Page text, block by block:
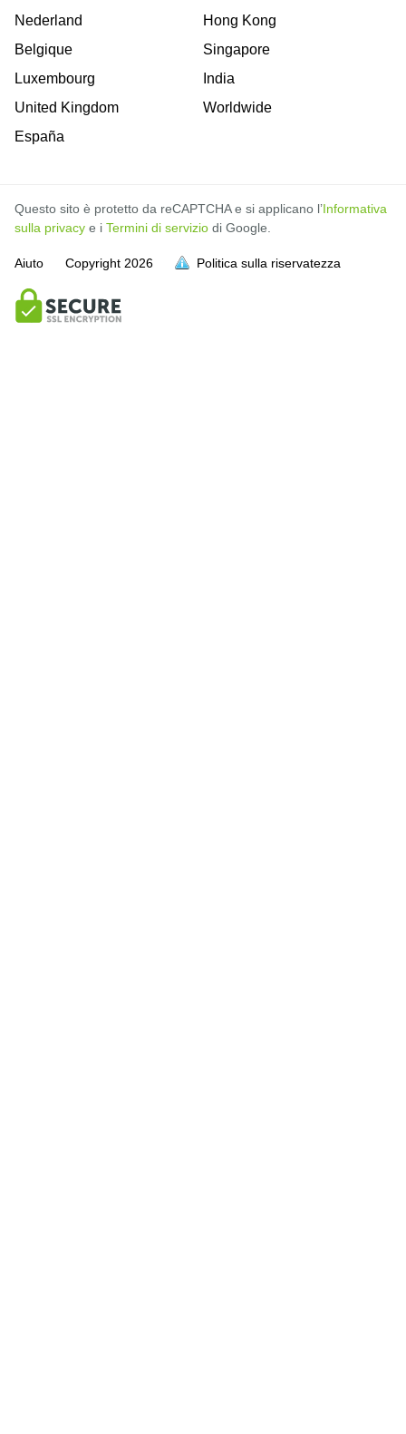
Nederland
Belgique
Luxembourg
United Kingdom
España
Hong Kong
Singapore
India
Worldwide
Questo sito è protetto da reCAPTCHA e si applicano l’Informativa
sulla privacy e i Termini di servizio di Google.
Aiuto Copyright 2026 Politica sulla riservatezza